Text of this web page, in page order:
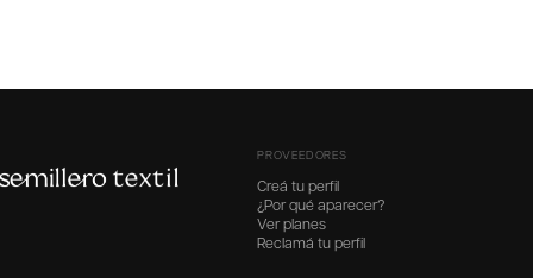
PROVEEDORES
Creá tu perfil
¿Por qué aparecer?
Ver planes
Reclamá tu perfil